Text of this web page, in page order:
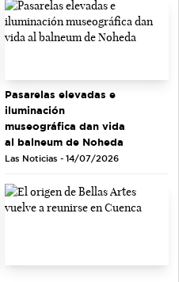
Pasarelas elevadas e
iluminación
museográfica dan vida
al balneum de Noheda
Las Noticias - 14/07/2026